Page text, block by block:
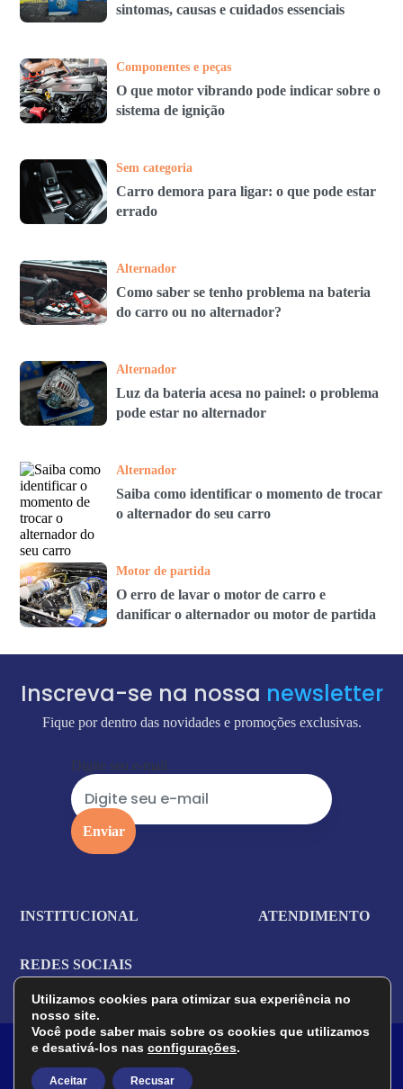
sintomas, causas e cuidados essenciais
Componentes e peças
O que motor vibrando pode indicar sobre o
sistema de ignição
Sem categoria
Carro demora para ligar: o que pode estar
errado
Alternador
Como saber se tenho problema na bateria
do carro ou no alternador?
Alternador
Luz da bateria acesa no painel: o problema
pode estar no alternador
Alternador
Saiba como identificar o momento de trocar
o alternador do seu carro
Motor de partida
O erro de lavar o motor de carro e
danificar o alternador ou motor de partida
Inscreva-se na nossa newsletter
Fique por dentro das novidades e promoções exclusivas.
Digite seu e-mail
INSTITUCIONAL ATENDIMENTO
REDES SOCIAIS
Garcia Autopeças - Loja Física e Online de peças automotivas..
GARCIA COM DE PECAS E SERVS AUTOMOTIVOS LTDA -
CNPJ 34.428.965/0001-00 - CEP 99025-390 - Passo Fundo / RS
Utilizamos cookies para otimizar sua experiência no
nosso site.
Você pode saber mais sobre os cookies que utilizamos
e desativá-los nas configurações.
Aceitar Recusar